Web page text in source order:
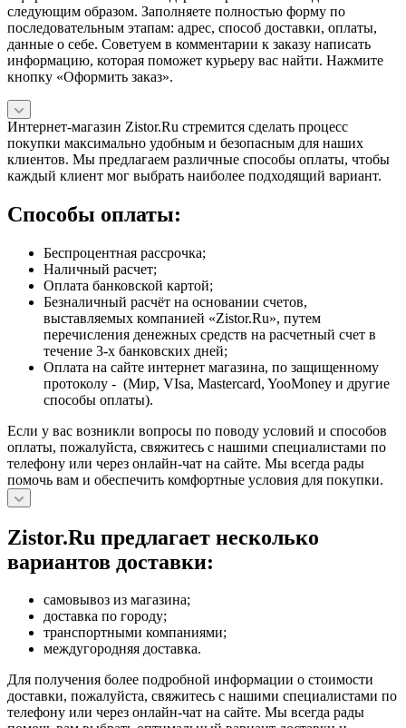
следующим образом. Заполняете полностью форму по
последовательным этапам: адрес, способ доставки, оплаты,
данные о себе. Советуем в комментарии к заказу написать
информацию, которая поможет курьеру вас найти. Нажмите
кнопку «Оформить заказ».
Интернет-магазин Zistor.Ru стремится сделать процесс
покупки максимально удобным и безопасным для наших
клиентов. Мы предлагаем различные способы оплаты, чтобы
каждый клиент мог выбрать наиболее подходящий вариант.
Способы оплаты:
Беспроцентная рассрочка;
Наличный расчет;
Оплата банковской картой;
Безналичный расчёт на основании счетов,
выставляемых компанией «Zistor.Ru», путем
перечисления денежных средств на расчетный счет в
течение 3-х банковских дней;
Оплата на сайте интернет магазина, по защищенному
протоколу - (Мир, VIsa, Mastercard, YooMoney и другие
способы оплаты).
Если у вас возникли вопросы по поводу условий и способов
оплаты, пожалуйста, свяжитесь с нашими специалистами по
телефону или через онлайн-чат на сайте. Мы всегда рады
помочь вам и обеспечить комфортные условия для покупки.
Zistor.Ru предлагает несколько
вариантов доставки:
самовывоз из магазина;
доставка по городу;
транспортными компаниями;
междугородняя доставка.
Для получения более подробной информации о стоимости
доставки, пожалуйста, свяжитесь с нашими специалистами по
телефону или через онлайн-чат на сайте. Мы всегда рады